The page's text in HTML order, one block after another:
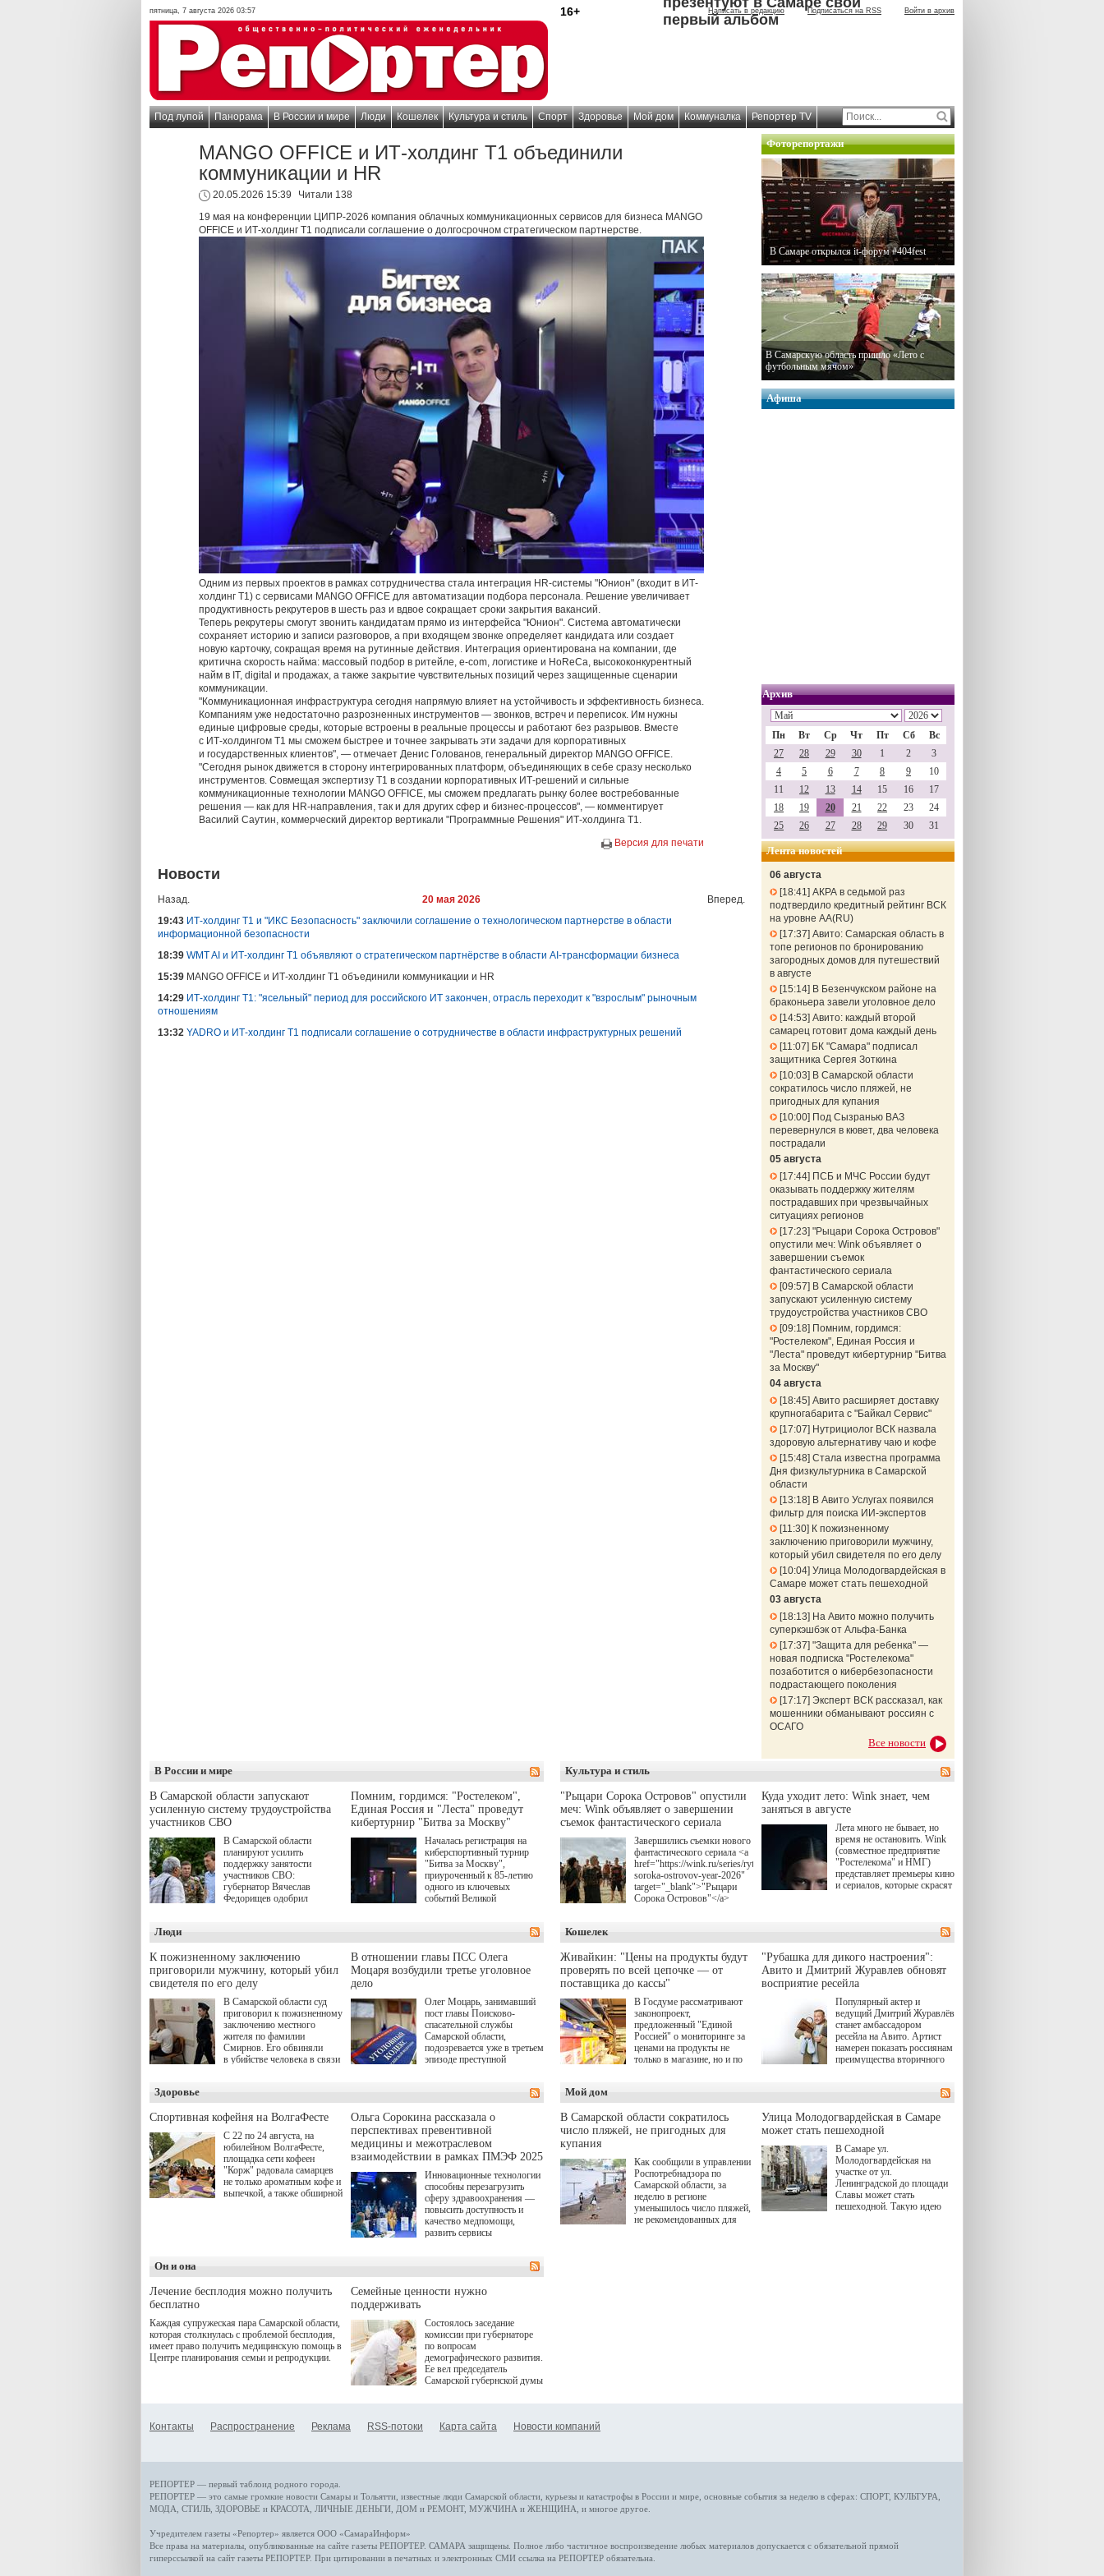
пятница, 7 августа 2026 03:57 16+ Написать в редакцию Подписаться на RSS Войти в архив
первый альбом
Под лупой Панорама В России и мире Люди Кошелек Культура и стиль Спорт Здоровье Мой дом Коммуналка Репортер TV
MANGO OFFICE и ИТ-холдинг Т1 объединили
коммуникации и HR
20.05.2026 15:39
Читали 138
19 мая на конференции ЦИПР-2026 компания облачных коммуникационных сервисов для бизнеса MANGO
OFFICE и ИТ-холдинг Т1 подписали соглашение о долгосрочном стратегическом партнерстве.
Одним из первых проектов в рамках сотрудничества стала интеграция HR-системы "Юнион" (входит в ИТ-
холдинг Т1) с сервисами MANGO OFFICE для автоматизации подбора персонала. Решение увеличивает
продуктивность рекрутеров в шесть раз и вдвое сокращает сроки закрытия вакансий.
Теперь рекрутеры смогут звонить кандидатам прямо из интерфейса "Юнион". Система автоматически
сохраняет историю и записи разговоров, а при входящем звонке определяет кандидата или создает
новую карточку, сокращая время на рутинные действия. Интеграция ориентирована на компании, где
критична скорость найма: массовый подбор в ритейле, e-com, логистике и HoReCa, высококонкурентный
найм в IT, digital и продажах, а также закрытие чувствительных позиций через защищенные сценарии
коммуникации.
"Коммуникационная инфраструктура сегодня напрямую влияет на устойчивость и эффективность бизнеса.
Компаниям уже недостаточно разрозненных инструментов — звонков, встреч и переписок. Им нужны
единые цифровые среды, которые встроены в реальные процессы и работают без разрывов. Вместе
с ИТ-холдингом Т1 мы сможем быстрее и точнее закрывать эти задачи для корпоративных
и государственных клиентов", — отмечает Денис Голованов, генеральный директор MANGO OFFICE.
"Сегодня рынок движется в сторону интегрированных платформ, объединяющих в себе сразу несколько
инструментов. Совмещая экспертизу Т1 в создании корпоративных ИТ-решений и сильные
коммуникационные технологии MANGO OFFICE, мы сможем предлагать рынку более востребованные
решения — как для HR-направления, так и для других сфер и бизнес-процессов", — комментирует
Василий Саутин, коммерческий директор вертикали "Программные Решения" ИТ-холдинга Т1.
Версия для печати
Новости
Назад. 20 мая 2026
Вперед.
19:43 ИТ-холдинг Т1 и "ИКС Безопасность" заключили соглашение о технологическом партнерстве в области
информационной безопасности
18:39 WMT AI и ИТ-холдинг Т1 объявляют о стратегическом партнёрстве в области AI-трансформации бизнеса
15:39 MANGO OFFICE и ИТ-холдинг Т1 объединили коммуникации и HR
14:29 ИТ-холдинг Т1: "ясельный" период для российского ИТ закончен, отрасль переходит к "взрослым" рыночным
отношениям
13:32 YADRO и ИТ-холдинг Т1 подписали соглашение о сотрудничестве в области инфраструктурных решений
Фоторепортажи
В Самаре открылся it-форум #404fest
В Самарскую область пришло «Лето с
футбольным мячом»
Афиша
Архив
Пн Вт Ср Чт Пт Сб
Вс
27
28 29 30 1 2
3
4
5 6 7 8 9
10
11
12 13 14 15 16
17
18
19 20 21 22 23
24
25
26 27 28 29 30 31
Лента новостей
06 августа
18:41 АКРА в седьмой раз
подтвердило кредитный рейтинг ВСК
на уровне АА(RU)
17:37 Авито: Самарская область в
топе регионов по бронированию
загородных домов для путешествий
в августе
15:14 В Безенчукском районе на
браконьера завели уголовное дело
14:53 Авито: каждый второй
самарец готовит дома каждый день
11:07
БК "Самара" подписал
защитника Сергея Зоткина
10:03
В Самарской области
сократилось число пляжей, не
пригодных для купания
10:00 Под Сызранью ВАЗ
перевернулся в кювет, два человека
пострадали
05 августа
17:44 ПСБ и МЧС России будут
оказывать поддержку жителям
пострадавших при чрезвычайных
ситуациях регионов
17:23 "Рыцари Сорока Островов"
опустили меч: Wink объявляет о
завершении съемок
фантастического сериала
09:57
В Самарской области
запускают усиленную систему
трудоустройства участников СВО
09:18 Помним, гордимся:
"Ростелеком", Единая Россия и
"Леста" проведут кибертурнир "Битва
за Москву"
04 августа
18:45 Авито расширяет доставку
крупногабарита с "Байкал Сервис"
17:07
Нутрициолог ВСК назвала
здоровую альтернативу чаю и кофе
15:48 Стала известна программа
Дня физкультурника в Самарской
области
13:18 В Авито Услугах появился
фильтр для поиска ИИ-экспертов
11:30 К пожизненному
заключению приговорили мужчину,
который убил свидетеля по его делу
10:04 Улица Молодогвардейская в
Самаре может стать пешеходной
03 августа
18:13
На Авито можно получить
суперкэшбэк от Альфа-Банка
17:37 "Защита для ребенка" —
новая подписка "Ростелекома"
позаботится о кибербезопасности
подрастающего поколения
17:17 Эксперт ВСК рассказал, как
мошенники обманывают россиян с
ОСАГО
Все новости
В России и мире
В Самарской области запускают
усиленную систему трудоустройства
участников СВО
В Самарской области
планируют усилить
поддержку занятости
участников СВО:
губернатор Вячеслав
Федорищев одобрил
Живайкина, направленные
на трудоустройство и более
спокойную адаптацию к
мирной жизни.
Помним, гордимся: "Ростелеком",
Единая Россия и "Леста" проведут
кибертурнир "Битва за Москву"
Началась регистрация на
киберспортивный турнир
"Битва за Москву",
приуроченный к 85-летию
одного из ключевых
событий Великой
игре "Мир танков"
выступили "Ростелеком",
партия "Единая Россия",
игровая студия "Леста" и
Культура и стиль
"Рыцари Сорока Островов" опустили
меч: Wink объявляет о завершении
съемок фантастического сериала
Завершились съемки нового
фантастического сериала <a
href="https://wink.ru/series/rytsari-
soroka-ostrovov-year-2026"
target="_blank">"Рыцари
Сорока Островов"</a>
и НМГ) по мотивам
одноименного романа
Сергея Лукьяненко. Главные
роли в проекте исполнили
Артем Кошман, Полина
Гухман, Вероника
Устимова, Олег Савостюк,
Святослав Рогожан, Кузьма
Котрелёв, Никита
Кологривый, Елисей
Чучилин, Александра
Дмитрий Куличков и Юлия
Волкова в роли родителей.
Режиссер-постановщик
проекта — Егор Чичканов
снова здравствуйте!").
Куда уходит лето: Wink знает, чем
заняться в августе
Лета много не бывает, но
время не остановить. Wink
(совместное предприятие
"Ростелекома" и НМГ)
представляет премьеры кино
и сериалов, которые скрасят
href="https://wink.ru/series/kholod-
year-2026"
target="_blank">"Холод"
</a> (18+) останется только
на экране — весь август по
четвергам продолжат
выходить новые эпизоды
сериала, в котором
беспощадным возмездием в
духе графа Монте-Кристо
занимается наша
современница.
Люди
К пожизненному заключению
приговорили мужчину, который убил
свидетеля по его делу
В Самарской области суд
приговорил к пожизненному
заключению местного
жителя по фамилии
Смирнов. Его обвиняли
в убийстве человека в связи
В отношении главы ПСС Олега
Моцаря возбудили третье уголовное
дело
Олег Моцарь, занимавший
пост главы Поисково-
спасательной службы
Самарской области,
подозревается уже в третьем
эпизоде преступной
о превышении полномочий,
а сам он находится в СИЗО.
Кошелек
Живайкин: "Цены на продукты будут
проверять по всей цепочке — от
поставщика до кассы"
В Госдуме рассматривают
законопроект,
предложенный "Единой
Россией" о мониторинге за
ценами на продукты не
только в магазине, но и по
подорожания было понятно,
где именно цена "поехала"
вверх и кто её разогнал.
"Рубашка для дикого настроения":
Авито и Дмитрий Журавлев обновят
восприятие ресейла
Популярный актер и
ведущий Дмитрий Журавлёв
станет амбассадором
ресейла на Авито. Артист
намерен показать россиянам
преимущества вторичного
для современного и умного
человека.
Здоровье
Спортивная кофейня на ВолгаФесте
С 22 по 24 августа, на
юбилейном ВолгаФесте,
площадка сети кофеен
"Корж" радовала самарцев
не только ароматным кофе и
выпечкой, а также обширной
Ольга Сорокина рассказала о
перспективах превентивной
медицины и межотраслевом
взаимодействии в рамках ПМЭФ 2025
Инновационные технологии
способны перезагрузить
сферу здравоохранения —
повысить доступность и
качество медпомощи,
развить сервисы
определенными барьерами.
К ним можно отнести
возникающие при работе с
данными пациентов. Для
более динамичного роста
проникновения инноваций в
сегмент необходимо кросс-
отраслевое взаимодействие
рассказала Ольга Сорокина,
ходе сессии "Развитие
качества жизни" в рамках
ПМЭФ 2025. В дискуссии
РФ Михаил Мурашко,
представители
Государственной Думы,
Мой дом
В Самарской области сократилось
число пляжей, не пригодных для
купания
Как сообщили в управлении
Роспотребнадзора по
Самарской области, за
неделю в регионе
уменьшилось число пляжей,
не рекомендованных для
Улица Молодогвардейская в Самаре
может стать пешеходной
В Самаре ул.
Молодогвардейская на
участке от ул.
Ленинградской до площади
Славы может стать
пешеходной. Такую идею
Он и она
Лечение бесплодия можно получить
бесплатно
Каждая супружеская пара Самарской области,
которая столкнулась с проблемой бесплодия,
имеет право получить медицинскую помощь в
Центре планирования семьи и репродукции.
Семейные ценности нужно
поддерживать
Состоялось заседание
комиссии при губернаторе
по вопросам
демографического развития.
Ее вел председатель
Самарской губернской думы
Контакты Распространение Реклама RSS-потоки Карта сайта Новости компаний
РЕПОРТЕР — первый таблоид родного города.
РЕПОРТЕР — это самые громкие новости Самары и Тольятти, известные люди Самарской области, курьезы и катастрофы в России и мире , основные события за неделю в сферах: СПОРТ, КУЛЬТУРА,
МОДА, СТИЛЬ ЗДОРОВЬЕ и КРАСОТА ЛИЧНЫЕ ДЕНЬГИ ДОМ и РЕМОНТ, МУЖЧИНА и ЖЕНЩИНА , и многое другое
Учредителем газеты «Репортер» является ООО «СамараИнформ»
Все права на материалы, опубликованные на сайте газеты РЕПОРТЕР. САМАРА защищены. Полное либо частичное воспроизведение любых материалов допускается с обязательной прямой
гиперссылкой на сайт газеты РЕПОРТЕР. При цитировании в печатных и электронных СМИ ссылка на РЕПОРТЕР обязательна.